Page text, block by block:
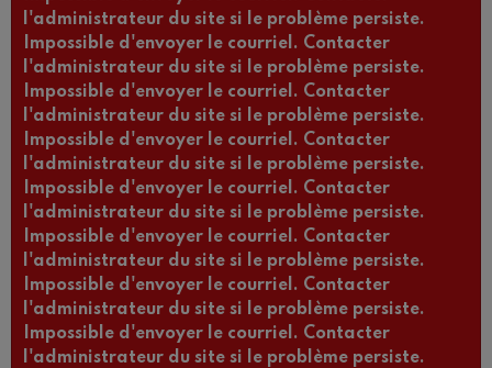
l'administrateur du site si le problème persiste.
Impossible d'envoyer le courriel. Contacter
l'administrateur du site si le problème persiste.
Impossible d'envoyer le courriel. Contacter
l'administrateur du site si le problème persiste.
Impossible d'envoyer le courriel. Contacter
l'administrateur du site si le problème persiste.
Impossible d'envoyer le courriel. Contacter
l'administrateur du site si le problème persiste.
Impossible d'envoyer le courriel. Contacter
l'administrateur du site si le problème persiste.
Impossible d'envoyer le courriel. Contacter
l'administrateur du site si le problème persiste.
Impossible d'envoyer le courriel. Contacter
l'administrateur du site si le problème persiste.